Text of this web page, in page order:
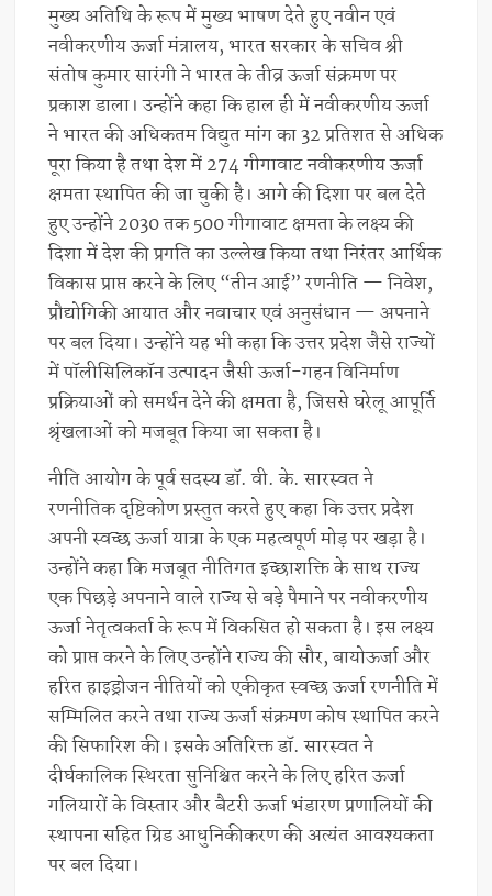
मुख्य अतिथि के रूप में मुख्य भाषण देते हुए नवीन एवं
नवीकरणीय ऊर्जा मंत्रालय, भारत सरकार के सचिव श्री
संतोष कुमार सारंगी ने भारत के तीव्र ऊर्जा संक्रमण पर
प्रकाश डाला। उन्होंने कहा कि हाल ही में नवीकरणीय ऊर्जा
ने भारत की अधिकतम विद्युत मांग का 32 प्रतिशत से अधिक
पूरा किया है तथा देश में 274 गीगावाट नवीकरणीय ऊर्जा
क्षमता स्थापित की जा चुकी है। आगे की दिशा पर बल देते
हुए उन्होंने 2030 तक 500 गीगावाट क्षमता के लक्ष्य की
दिशा में देश की प्रगति का उल्लेख किया तथा निरंतर आर्थिक
विकास प्राप्त करने के लिए “तीन आई” रणनीति — निवेश,
प्रौद्योगिकी आयात और नवाचार एवं अनुसंधान — अपनाने
पर बल दिया। उन्होंने यह भी कहा कि उत्तर प्रदेश जैसे राज्यों
में पॉलीसिलिकॉन उत्पादन जैसी ऊर्जा-गहन विनिर्माण
प्रक्रियाओं को समर्थन देने की क्षमता है, जिससे घरेलू आपूर्ति
श्रृंखलाओं को मजबूत किया जा सकता है।
नीति आयोग के पूर्व सदस्य डॉ. वी. के. सारस्वत ने
रणनीतिक दृष्टिकोण प्रस्तुत करते हुए कहा कि उत्तर प्रदेश
अपनी स्वच्छ ऊर्जा यात्रा के एक महत्वपूर्ण मोड़ पर खड़ा है।
उन्होंने कहा कि मजबूत नीतिगत इच्छाशक्ति के साथ राज्य
एक पिछड़े अपनाने वाले राज्य से बड़े पैमाने पर नवीकरणीय
ऊर्जा नेतृत्वकर्ता के रूप में विकसित हो सकता है। इस लक्ष्य
को प्राप्त करने के लिए उन्होंने राज्य की सौर, बायोऊर्जा और
हरित हाइड्रोजन नीतियों को एकीकृत स्वच्छ ऊर्जा रणनीति में
सम्मिलित करने तथा राज्य ऊर्जा संक्रमण कोष स्थापित करने
की सिफारिश की। इसके अतिरिक्त डॉ. सारस्वत ने
दीर्घकालिक स्थिरता सुनिश्चित करने के लिए हरित ऊर्जा
गलियारों के विस्तार और बैटरी ऊर्जा भंडारण प्रणालियों की
स्थापना सहित ग्रिड आधुनिकीकरण की अत्यंत आवश्यकता
पर बल दिया।